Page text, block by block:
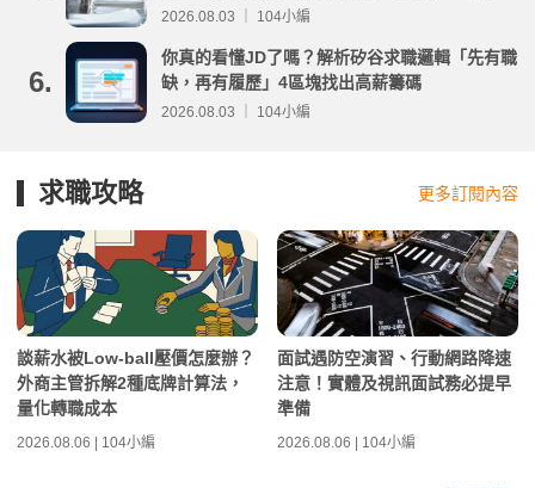
分析
2026.08.03 ｜ 104小編
6.
你真的看懂JD了嗎？解析矽谷求職邏輯「先有職
缺，再有履歷」4區塊找出高薪籌碼
2026.08.03 ｜ 104小編
求職攻略 更多訂閱內容
談薪水被Low-ball壓價怎麼辦？
外商主管拆解2種底牌計算法，
量化轉職成本
2026.08.06 | 104小編
面試遇防空演習、行動網路降速
注意！實體及視訊面試務必提早
準備
2026.08.06 | 104小編